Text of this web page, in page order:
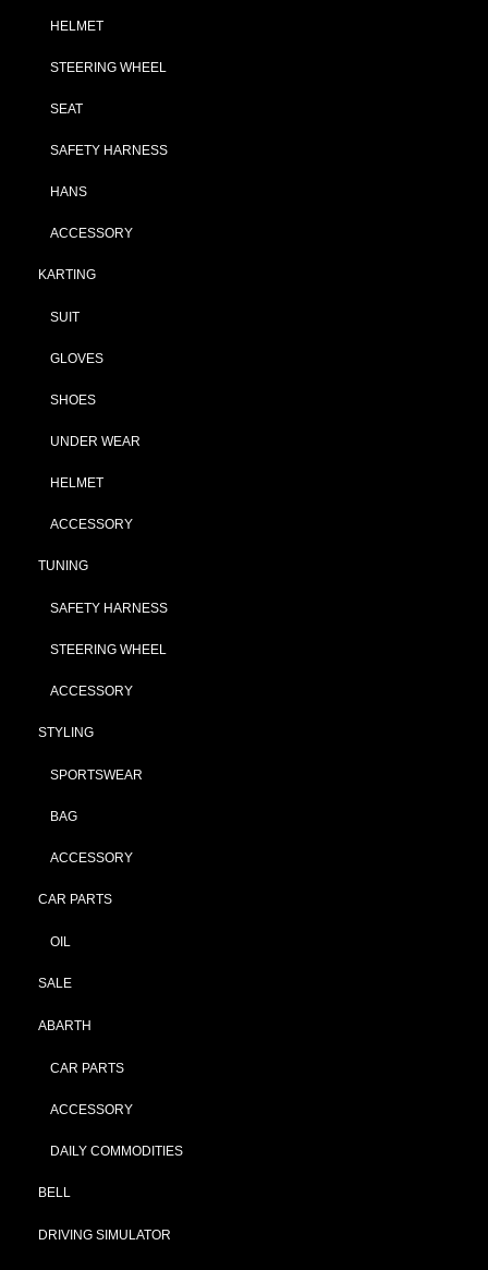
HELMET
STEERING WHEEL
SEAT
SAFETY HARNESS
HANS
ACCESSORY
KARTING
SUIT
GLOVES
SHOES
UNDER WEAR
HELMET
ACCESSORY
TUNING
SAFETY HARNESS
STEERING WHEEL
ACCESSORY
STYLING
SPORTSWEAR
BAG
ACCESSORY
CAR PARTS
OIL
SALE
ABARTH
CAR PARTS
ACCESSORY
DAILY COMMODITIES
BELL
DRIVING SIMULATOR